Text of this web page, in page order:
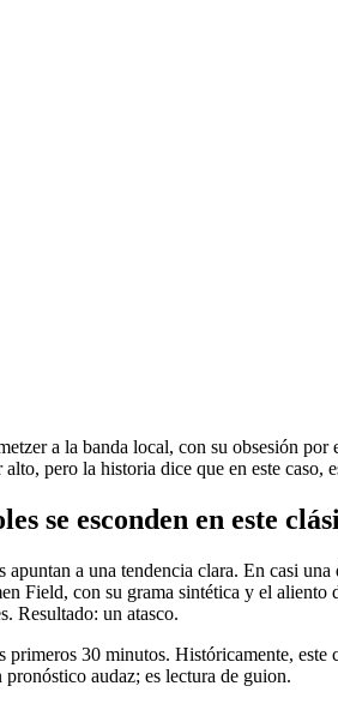
a la banda local, con su obsesión
pero la historia dice que en este caso,
se esconden en este
apuntan a una tendencia clara. En casi
Field, con su grama sintética y el
Resultado: un atasco.
primeros 30 minutos. Históricamente, este
audaz; es lectura de guion.